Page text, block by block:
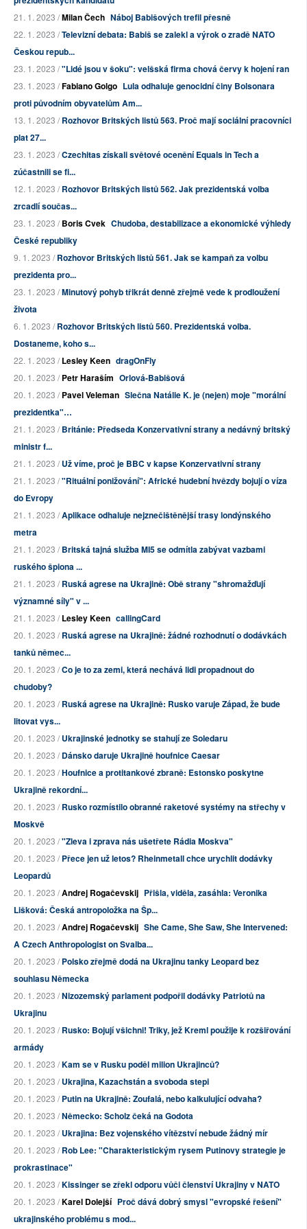
21. 1. 2023 /Milan Čech Náboj Babišových trefil přesně
22. 1. 2023 /Televizní debata: Babiš se zalekl a výrok o zradě NATO
Českou repub...
23. 1. 2023 /"Lidé jsou v šoku": velšská firma chová červy k hojení ran
23. 1. 2023 /Fabiano Golgo Lula odhaluje genocidní činy Bolsonara
proti původním obyvatelům Am...
13. 1. 2023 /Rozhovor Britských listů 563. Proč mají sociální pracovníci
plat 27...
23. 1. 2023 /Czechitas získali světové ocenění Equals in Tech a
zúčastnili se fi...
12. 1. 2023 /Rozhovor Britských listů 562. Jak prezidentská volba
zrcadlí součas...
23. 1. 2023 /Boris Cvek Chudoba, destabilizace a ekonomické výhledy
České republiky
9. 1. 2023 /Rozhovor Britských listů 561. Jak se kampaň za volbu
prezidenta pro...
23. 1. 2023 /Minutový pohyb třikrát denně zřejmě vede k prodloužení
života
6. 1. 2023 /Rozhovor Britských listů 560. Prezidentská volba.
Dostaneme, koho s...
22. 1. 2023 /Lesley Keen dragOnFly
20. 1. 2023 /Petr Haraším Orlová-Babišová
20. 1. 2023 /Pavel Veleman Slečna Natálie K. je (nejen) moje "morální
prezidentka"…
21. 1. 2023 /Británie: Předseda Konzervativní strany a nedávný britský
ministr f...
21. 1. 2023 /Už víme, proč je BBC v kapse Konzervativní strany
21. 1. 2023 /"Rituální ponižování": Africké hudební hvězdy bojují o víza
do Evropy
21. 1. 2023 /Aplikace odhaluje nejznečištěnější trasy londýnského
metra
21. 1. 2023 /Britská tajná služba MI5 se odmítla zabývat vazbami
ruského špiona ...
21. 1. 2023 /Ruská agrese na Ukrajině: Obě strany "shromažďují
významné síly" v ...
21. 1. 2023 /Lesley Keen callingCard
20. 1. 2023 /Ruská agrese na Ukrajině: žádné rozhodnutí o dodávkách
tanků němec...
20. 1. 2023 /Co je to za zemi, která nechává lidi propadnout do
chudoby?
20. 1. 2023 /Ruská agrese na Ukrajině: Rusko varuje Západ, že bude
litovat vys...
20. 1. 2023 /Ukrajinské jednotky se stahují ze Soledaru
20. 1. 2023 /Dánsko daruje Ukrajině houfnice Caesar
20. 1. 2023 /Houfnice a protitankové zbraně: Estonsko poskytne
Ukrajině rekordní...
20. 1. 2023 /Rusko rozmístilo obranné raketové systémy na střechy v
Moskvě
20. 1. 2023 /"Zleva i zprava nás ušetřete Rádia Moskva"
20. 1. 2023 /Přece jen už letos? Rheinmetall chce urychlit dodávky
Leopardů
20. 1. 2023 /Andrej Rogačevskij Přišla, viděla, zasáhla: Veronika
Lišková: Česká antropoložka na Šp...
20. 1. 2023 /Andrej Rogačevskij She Came, She Saw, She Intervened:
A Czech Anthropologist on Svalba...
20. 1. 2023 /Polsko zřejmě dodá na Ukrajinu tanky Leopard bez
souhlasu Německa
20. 1. 2023 /Nizozemský parlament podpořil dodávky Patriotů na
Ukrajinu
20. 1. 2023 /Rusko: Bojují všichni! Triky, jež Kreml použije k rozšiřování
armády
20. 1. 2023 /Kam se v Rusku poděl milion Ukrajinců?
20. 1. 2023 /Ukrajina, Kazachstán a svoboda stepi
20. 1. 2023 /Putin na Ukrajině: Zoufalá, nebo kalkulující odvaha?
20. 1. 2023 /Německo: Scholz čeká na Godota
20. 1. 2023 /Ukrajina: Bez vojenského vítězství nebude žádný mír
20. 1. 2023 /Rob Lee: "Charakteristickým rysem Putinovy strategie je
prokrastinace"
20. 1. 2023 /Kissinger se zřekl odporu vůči členství Ukrajiny v NATO
20. 1. 2023 /Karel Dolejší Proč dává dobrý smysl "evropské řešení"
ukrajinského problému s mod...